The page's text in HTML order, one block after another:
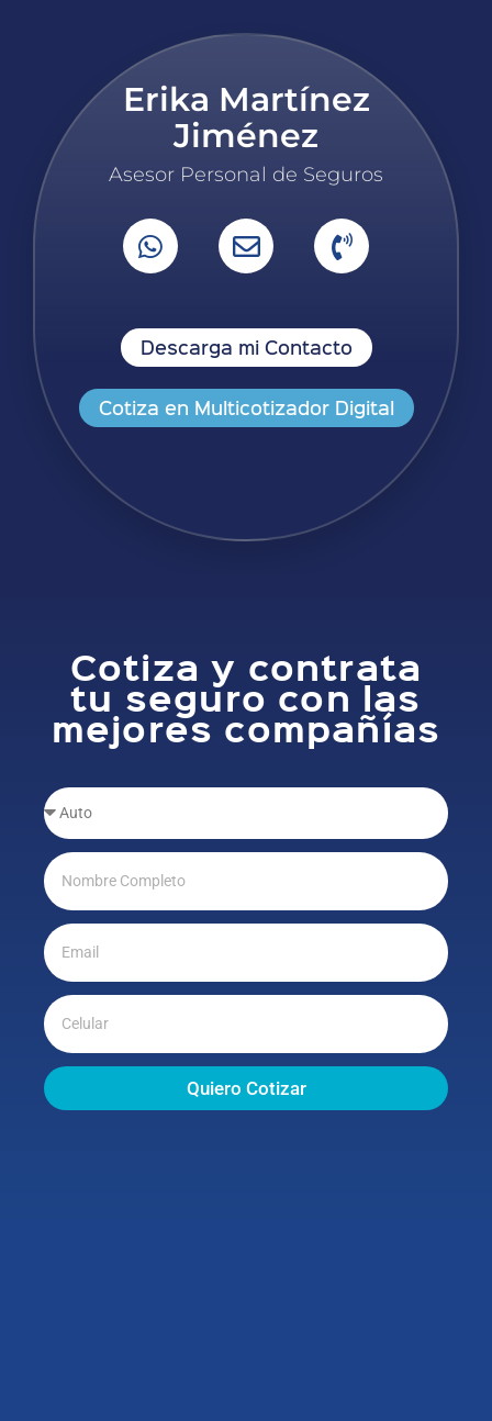
Erika Martínez
Jiménez
Asesor Personal de Seguros
Descarga mi Contacto
Cotiza en Multicotizador Digital
Cotiza y contrata
tu seguro con las
mejores compañías
Quiero Cotizar